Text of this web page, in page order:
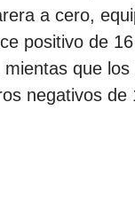
a cero,
positivo de
que los
negativos de